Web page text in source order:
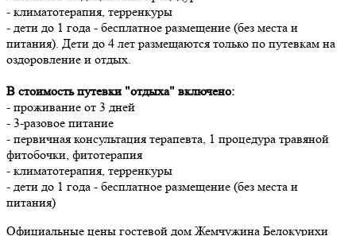
- климатотерапия, терренкуры
- дети до 1 года - бесплатное размещение (без места и
питания). Дети до 4 лет размещаются только по путевкам на
оздоровление и отдых.
В стоимость путевки "отдыха" включено:
- проживание от 3 дней
- 3-разовое питание
- первичная консультация терапевта, 1 процедура травяной
фитобочки, фитотерапия
- климатотерапия, терренкуры
- дети до 1 года - бесплатное размещение (без места и
питания)
Официальные цены гостевой дом Жемчужина Белокурихи